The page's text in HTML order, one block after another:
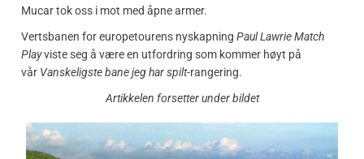
Mucar tok oss i mot med åpne armer.
Vertsbanen for europetourens nyskapning Paul Lawrie Match
Playviste seg å være en utfordring som kommer høyt på
vår Vanskeligste bane jeg har spilt-rangering.
Artikkelen forsetter under bildet